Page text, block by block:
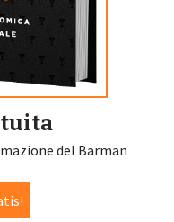
del Barman